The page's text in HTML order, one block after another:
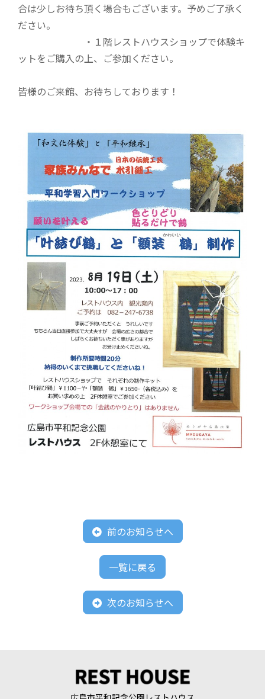
合は少しお待ち頂く場合もございます。予めご了承く
ださい。
・１階レストハウスショップで体験キ
ットをご購入の上、ご参加ください。
皆様のご来館、お待ちしております！
前のお知らせへ
一覧に戻る
次のお知らせへ